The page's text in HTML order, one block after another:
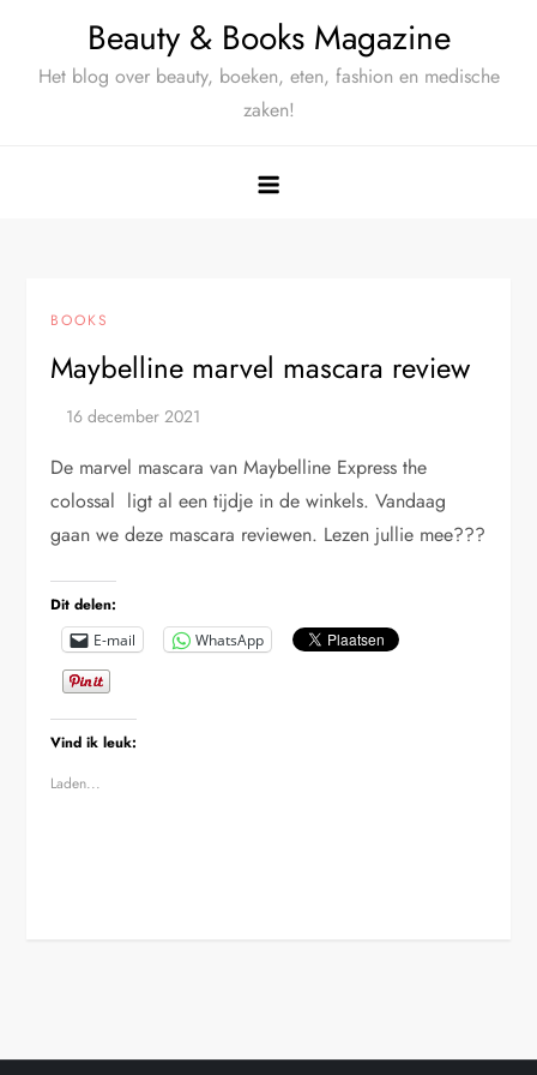
Beauty & Books Magazine
Het blog over beauty, boeken, eten, fashion en medische
zaken!
BOOKS
Maybelline marvel mascara review
De marvel mascara van Maybelline Express the
colossal ligt al een tijdje in de winkels. Vandaag
gaan we deze mascara reviewen. Lezen jullie mee???
Dit delen:
E-mail WhatsApp
Vind ik leuk:
Laden...